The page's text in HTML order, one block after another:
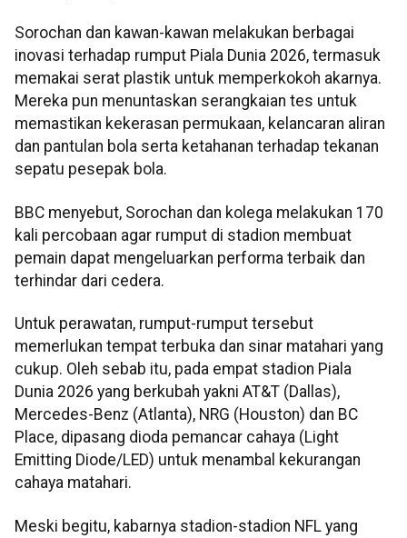
Sorochan dan kawan-kawan melakukan berbagai
inovasi terhadap rumput Piala Dunia 2026, termasuk
memakai serat plastik untuk memperkokoh akarnya.
Mereka pun menuntaskan serangkaian tes untuk
memastikan kekerasan permukaan, kelancaran aliran
dan pantulan bola serta ketahanan terhadap tekanan
sepatu pesepak bola.
BBC menyebut, Sorochan dan kolega melakukan 170
kali percobaan agar rumput di stadion membuat
pemain dapat mengeluarkan performa terbaik dan
terhindar dari cedera.
Untuk perawatan, rumput-rumput tersebut
memerlukan tempat terbuka dan sinar matahari yang
cukup. Oleh sebab itu, pada empat stadion Piala
Dunia 2026 yang berkubah yakni AT&T (Dallas),
Mercedes-Benz (Atlanta), NRG (Houston) dan BC
Place, dipasang dioda pemancar cahaya (Light
Emitting Diode/LED) untuk menambal kekurangan
cahaya matahari.
Meski begitu, kabarnya stadion-stadion NFL yang